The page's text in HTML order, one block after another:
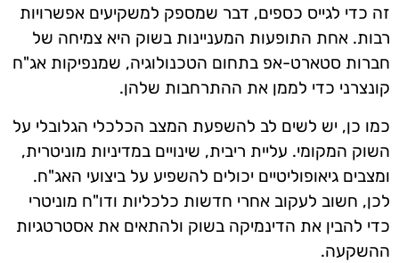
זה כדי לגייס כספים, דבר שמספק למשקיעים אפשרויות
רבות. אחת התופעות המעניינות בשוק היא צמיחה של
חברות סטארט-אפ בתחום הטכנולוגיה, שמנפיקות אג"ח
קונצרני כדי לממן את ההתרחבות שלהן.
כמו כן, יש לשים לב להשפעת המצב הכלכלי הגלובלי על
השוק המקומי. עליית ריבית, שינויים במדיניות מוניטרית,
ומצבים גיאופוליטיים יכולים להשפיע על ביצועי האג"ח.
לכן, חשוב לעקוב אחרי חדשות כלכליות ודו"ח מוניטרי
כדי להבין את הדינמיקה בשוק ולהתאים את אסטרטגיות
ההשקעה.